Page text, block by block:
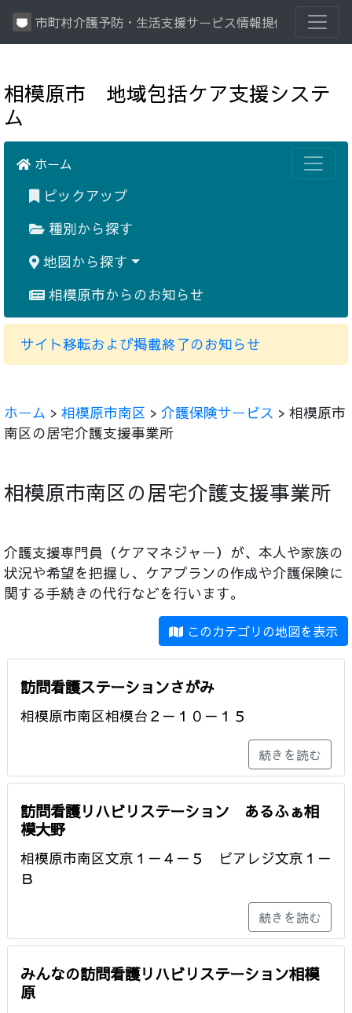
市町村介護予防・生活支援サービス情報提供システム
相模原市 地域包括ケア支援システ
ム
ホーム
ピックアップ
種別から探す
地図から探す
相模原市からのお知らせ
サイト移転および掲載終了のお知らせ
ホーム > 相模原市南区 > 介護保険サービス > 相模原市
南区の居宅介護支援事業所
相模原市南区の居宅介護支援事業所
介護支援専門員（ケアマネジャー）が、本人や家族の
状況や希望を把握し、ケアプランの作成や介護保険に
関する手続きの代行などを行います。
このカテゴリの地図を表示
訪問看護ステーションさがみ
相模原市南区相模台２－１０－１５
続きを読む
訪問看護リハビリステーション あるふぁ相
模大野
相模原市南区文京１－４－５ ピアレジ文京１－
Ｂ
続きを読む
みんなの訪問看護リハビリステーション相模
原